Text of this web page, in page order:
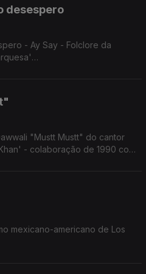
desespero
- Ay Say - Folclore da
"Mustt Mustt" do cantor
- colaboração de 1990 com
mexicano-americano de Los